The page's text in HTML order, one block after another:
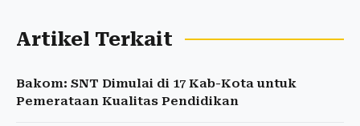
Artikel Terkait
Bakom: SNT Dimulai di 17 Kab-Kota untuk
Pemerataan Kualitas Pendidikan